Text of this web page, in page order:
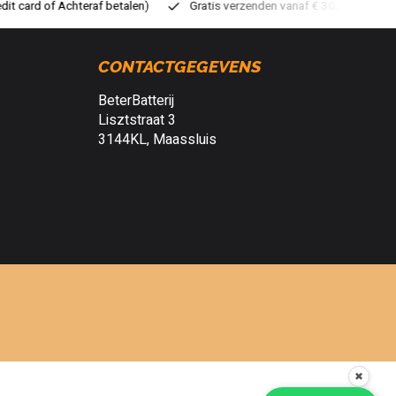
verzenden vanaf € 30,- (NL) Verzendkosten € 2,95 (NL)
CONTACTGEGEVENS
BeterBatterij
Lisztstraat 3
3144KL, Maassluis
✖